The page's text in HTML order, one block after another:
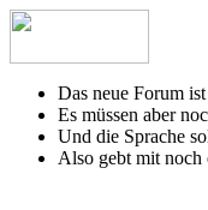
Das neue Forum
Es müssen aber
Und die Sprache
Also gebt mit noch